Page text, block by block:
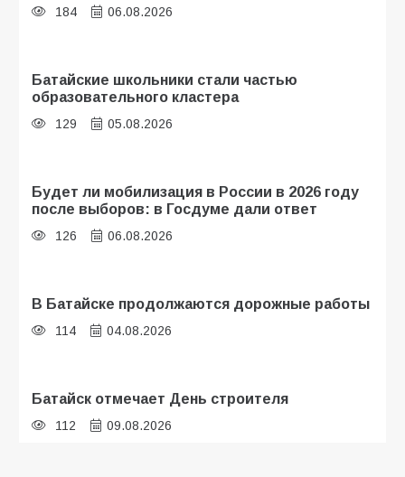
184 06.08.2026
Батайские школьники стали частью
образовательного кластера
129 05.08.2026
Будет ли мобилизация в России в 2026 году
после выборов: в Госдуме дали ответ
126 06.08.2026
В Батайске продолжаются дорожные работы
114 04.08.2026
Батайск отмечает День строителя
112 09.08.2026